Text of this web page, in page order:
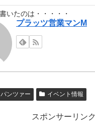
いたのは・・・・・
プラッツ営業マンM
ンツァー イベント情報
スポンサーリンク